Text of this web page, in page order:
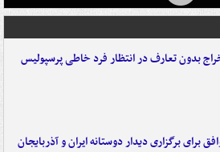
بدون تعارف در انتظار فرد خاطی پرسپولیس
برای برگزاری دیدار دوستانه ایران و آذربایجان